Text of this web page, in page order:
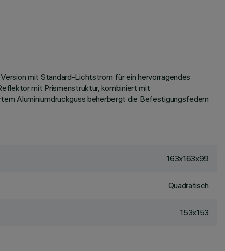
mit Standard-Lichtstrom für ein hervorragendes
mit Prismenstruktur, kombiniert mit
Aluminiumdruckguss beherbergt die Befestigungsfedern
163x163x99
Quadratisch
153x153